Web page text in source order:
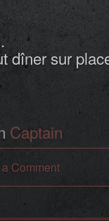
dîner sur
Captain
Comment